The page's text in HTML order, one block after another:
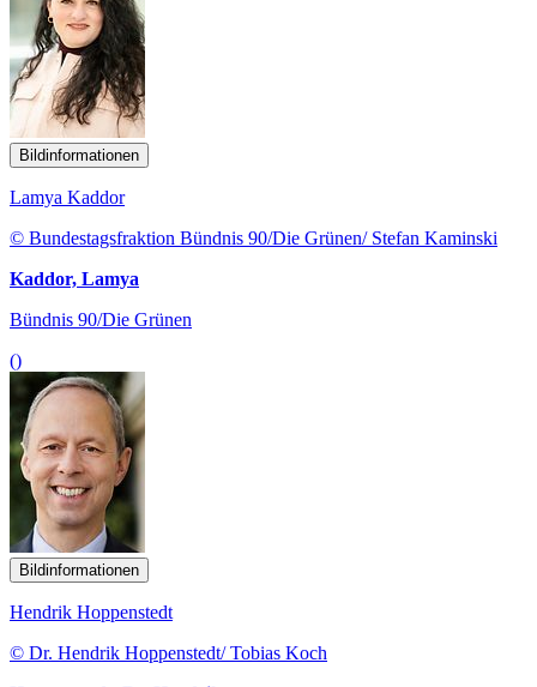
Bildinformationen
Lamya Kaddor
© Bundestagsfraktion Bündnis 90/Die Grünen/ Stefan Kaminski
Kaddor, Lamya
Bündnis 90/Die Grünen
()
Bildinformationen
Hendrik Hoppenstedt
© Dr. Hendrik Hoppenstedt/ Tobias Koch